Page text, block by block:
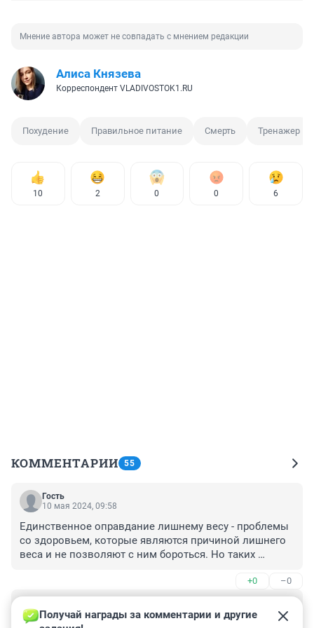
Мнение автора может не совпадать с мнением редакции
Алиса Князева
Корреспондент VLADIVOSTOK1.RU
Похудение Правильное питание Смерть Тренажер
10 2 0 0 6
КОММЕНТАРИИ 55
Гость
10 мая 2024, 09:58
Единственное оправдание лишнему весу - проблемы
со здоровьем, которые являются причиной лишнего
веса и не позволяют с ним бороться. Но таких
Когда же все наоборот и проблемы со здоровьем
возникают по причине лишнего веса, - это уже повод
для жесткой критики. А закладывается все с детства,
когда родители с бабушками откармливают детей как
+0 –0
9 мая 2024, 18:19
Получай награды за комментарии и другие